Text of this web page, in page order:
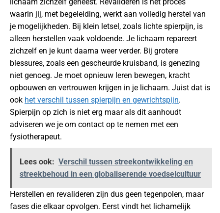
waarin jij, met begeleiding, werkt aan volledig herstel van
je mogelijkheden. Bij klein letsel, zoals lichte spierpijn, is
alleen herstellen vaak voldoende. Je lichaam repareert
zichzelf en je kunt daarna weer verder. Bij grotere
blessures, zoals een gescheurde kruisband, is genezing
niet genoeg. Je moet opnieuw leren bewegen, kracht
opbouwen en vertrouwen krijgen in je lichaam. Juist dat is
ook het verschil tussen spierpijn en gewrichtspijn.
Spierpijn op zich is niet erg maar als dit aanhoudt
adviseren we je om contact op te nemen met een
fysiotherapeut.
Lees ook: Verschil tussen streekontwikkeling en
streekbehoud in een globaliserende voedselcultuur
Herstellen en revalideren zijn dus geen tegenpolen, maar
fases die elkaar opvolgen. Eerst vindt het lichamelijk